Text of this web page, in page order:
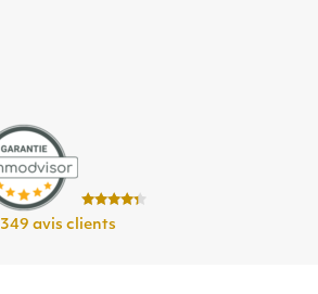
349 avis clients